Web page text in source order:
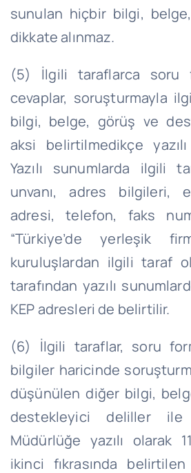
sunulan hiçbir bilgi,
dikkate alınmaz.
(5) İlgili taraflarca soru
cevaplar, soruşturmayla
bilgi, belge, görüş ve
aksi belirtilmedikçe
Yazılı sunumlarda ilgili
unvanı, adres bilgileri,
adresi, telefon, faks
“Türkiye’de yerleşik
kuruluşlardan ilgili taraf
tarafından yazılı
KEP adresleri de belirtilir.
(6) İlgili taraflar, soru
bilgiler haricinde
düşünülen diğer bilgi,
destekleyici deliller
Müdürlüğe yazılı olarak
ikinci fıkrasında